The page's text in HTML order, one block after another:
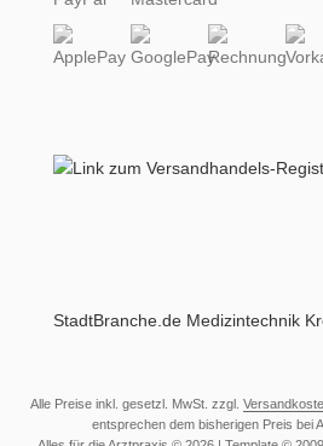
StadtBranche.de Medizintechnik
Alle Preise inkl. gesetzl. MwSt. zzgl.
entsprechen dem bisherigen Preis bei